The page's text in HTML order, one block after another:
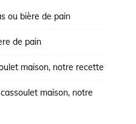
ou bière de pain
de pain
maison, notre recette
cassoulet maison, notre